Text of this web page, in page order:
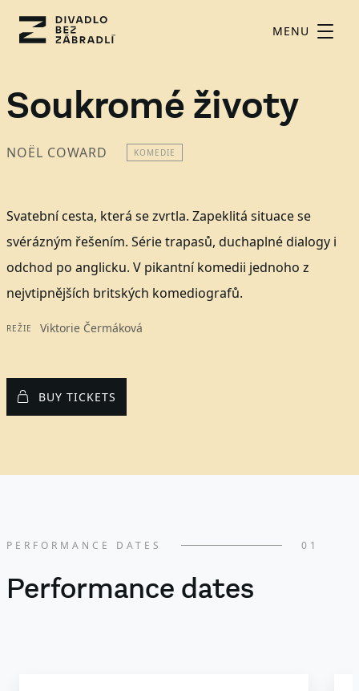
MENU
Soukromé životy
NOËL COWARD KOMEDIE
Svatební cesta, která se zvrtla. Zapeklitá situace se
svérázným řešením. Série trapasů, duchaplné dialogy i
odchod po anglicku. V pikantní komedii jednoho z
nejvtipnějších britských komediografů.
REŽIE Viktorie Čermáková
BUY TICKETS
Performance dates
PERFORMANCE DATES 01